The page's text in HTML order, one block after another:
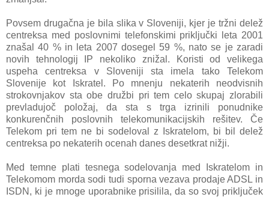
Povsem drugačna je bila slika v Sloveniji, kjer je tržni delež
centreksa med poslovnimi telefonskimi priključki leta 2001
znašal 40 % in leta 2007 dosegel 59 %, nato se je zaradi
novih tehnologij IP nekoliko znižal. Koristi od velikega
uspeha centreksa v Sloveniji sta imela tako Telekom
Slovenije kot Iskratel. Po mnenju nekaterih neodvisnih
strokovnjakov sta obe družbi pri tem celo skupaj zlorabili
prevladujoč položaj, da sta s trga izrinili ponudnike
konkurenčnih poslovnih telekomunikacijskih rešitev. Če
Telekom pri tem ne bi sodeloval z Iskratelom, bi bil delež
centreksa po nekaterih ocenah danes desetkrat nižji.
Med temne plati tesnega sodelovanja med Iskratelom in
Telekomom morda sodi tudi sporna vezava prodaje ADSL in
ISDN, ki je mnoge uporabnike prisilila, da so svoj priključek